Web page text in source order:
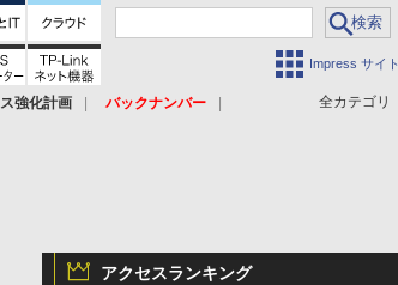
Impress サイト
全カテゴリ
強化計画
バックナンバー
アクセスランキング